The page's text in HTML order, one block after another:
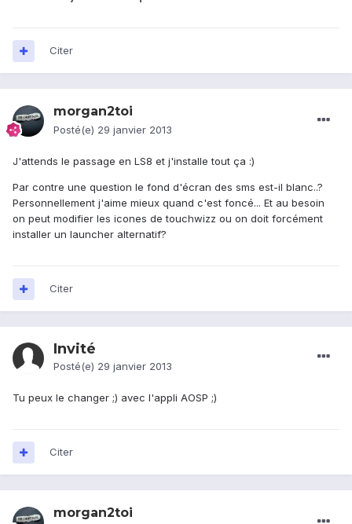
Citer
morgan2toi
Posté(e) 29 janvier 2013
J'attends le passage en LS8 et j'installe tout ça :)
Par contre une question le fond d'écran des sms est-il blanc..?
Personnellement j'aime mieux quand c'est foncé... Et au besoin
on peut modifier les icones de touchwizz ou on doit forcément
installer un launcher alternatif?
Citer
Invité
Posté(e) 29 janvier 2013
Tu peux le changer ;) avec l'appli AOSP ;)
Citer
morgan2toi